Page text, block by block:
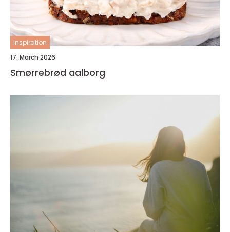
inspiration
17. March 2026
Smørrebrød aalborg